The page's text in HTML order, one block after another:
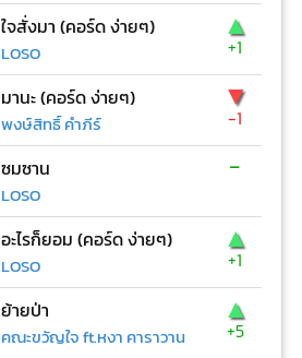
ใจสั่งมา (คอร์ด ง่ายๆ)
LOSO
▲
+1
มานะ (คอร์ด ง่ายๆ)
พงษ์สิทธิ์ คำภีร์
▼
-1
ซมซาน
LOSO
-
อะไรก็ยอม (คอร์ด ง่ายๆ)
LOSO
▲
+1
ย้ายป่า
คณะขวัญใจ ft.หงา คาราวาน
▲
+5